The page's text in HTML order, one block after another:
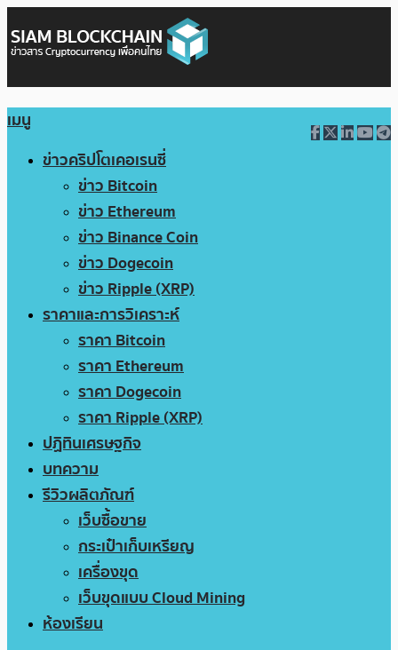
เมนู
ข่าวคริปโตเคอเรนซี่
ข่าว Bitcoin
ข่าว Ethereum
ข่าว Binance Coin
ข่าว Dogecoin
ข่าว Ripple (XRP)
ราคาและการวิเคราะห์
ราคา Bitcoin
ราคา Ethereum
ราคา Dogecoin
ราคา Ripple (XRP)
ปฏิทินเศรษฐกิจ
บทความ
รีวิวผลิตภัณฑ์
เว็บซื้อขาย
กระเป๋าเก็บเหรียญ
เครื่องขุด
เว็บขุดแบบ Cloud Mining
ห้องเรียน